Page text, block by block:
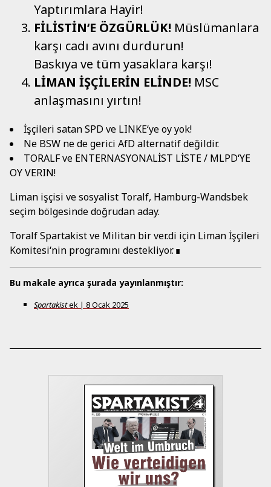
Yaptırımlara Hayir!
FİLİSTİN‘E ÖZGÜRLÜK! Müslümanlara
karşı cadı avını durdurun!
Baskıya ve tüm yasaklara karşı!
LİMAN İŞÇİLERİN ELİNDE! MSC
anlaşmasını yırtın!
İşçileri satan SPD ve LINKE‘ye oy yok!
Ne BSW ne de gerici AfD alternatif değildir.
TORALF ve ENTERNASYONALİST LİSTE / MLPD‘YE
OY VERIN!
Liman işçisi ve sosyalist Toralf, Hamburg-Wandsbek
seçim bölgesinde doğrudan aday.
Toralf Spartakist ve Militan bir ver.di için Liman İşçileri
Komitesi‘nin programını destekliyor.
Bu makale ayrıca şurada yayınlanmıştır:
Spartakistek | 8 Ocak 2025